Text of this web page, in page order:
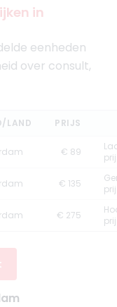
in
eenheden
over consult,
LAND PRIJS
€ 89
€ 135
€ 275